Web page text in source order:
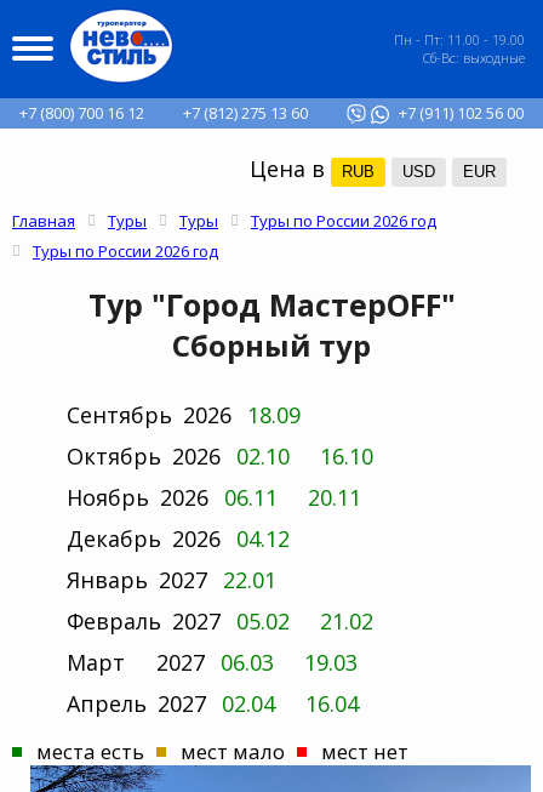
Пн - Пт: 11.00 - 19.00
Сб-Вс: выходные
+7 (800) 700 16 12 +7 (812) 275 13 60 +7 (911) 102 56 00
Цена в RUB USD EUR
Главная Туры Туры
Туры по России 2026 год
Туры по России 2026 год
Тур "Город МастерOFF"
Сборный тур
Сентябрь 2026
18.09
Октябрь 2026 02.10
16.10
Ноябрь 2026 06.11
20.11
Декабрь 2026 04.12
Январь 2027 22.01
Февраль 2027 05.02
21.02
Март
2027 06.03
19.03
Апрель 2027 02.04 16.04
места есть мест мало мест нет